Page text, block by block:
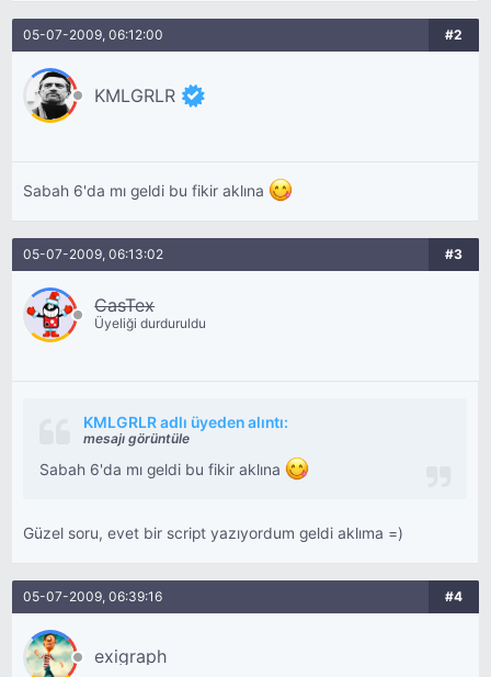
05-07-2009, 06:12:00 #2
KMLGRLR
Sabah 6'da mı geldi bu fikir aklına
05-07-2009, 06:13:02 #3
CasTex
Üyeliği durduruldu
KMLGRLR adlı üyeden alıntı:
mesajı görüntüle
Sabah 6'da mı geldi bu fikir aklına
Güzel soru, evet bir script yazıyordum geldi aklıma =)
05-07-2009, 06:39:16 #4
exigraph